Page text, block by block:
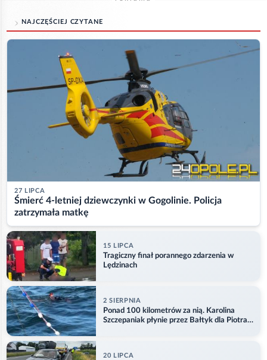
NAJCZĘŚCIEJ CZYTANE
27 LIPCA
Śmierć 4-letniej dziewczynki w Gogolinie. Policja
zatrzymała matkę
15 LIPCA
Tragiczny finał porannego zdarzenia w
Lędzinach
2 SIERPNIA
Ponad 100 kilometrów za nią. Karolina
Szczepaniak płynie przez Bałtyk dla Piotra.
20 LIPCA